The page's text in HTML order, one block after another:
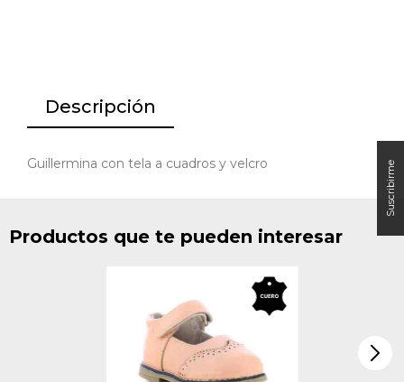
Descripción
Guillermina con tela a cuadros y velcro
Productos que te pueden interesar